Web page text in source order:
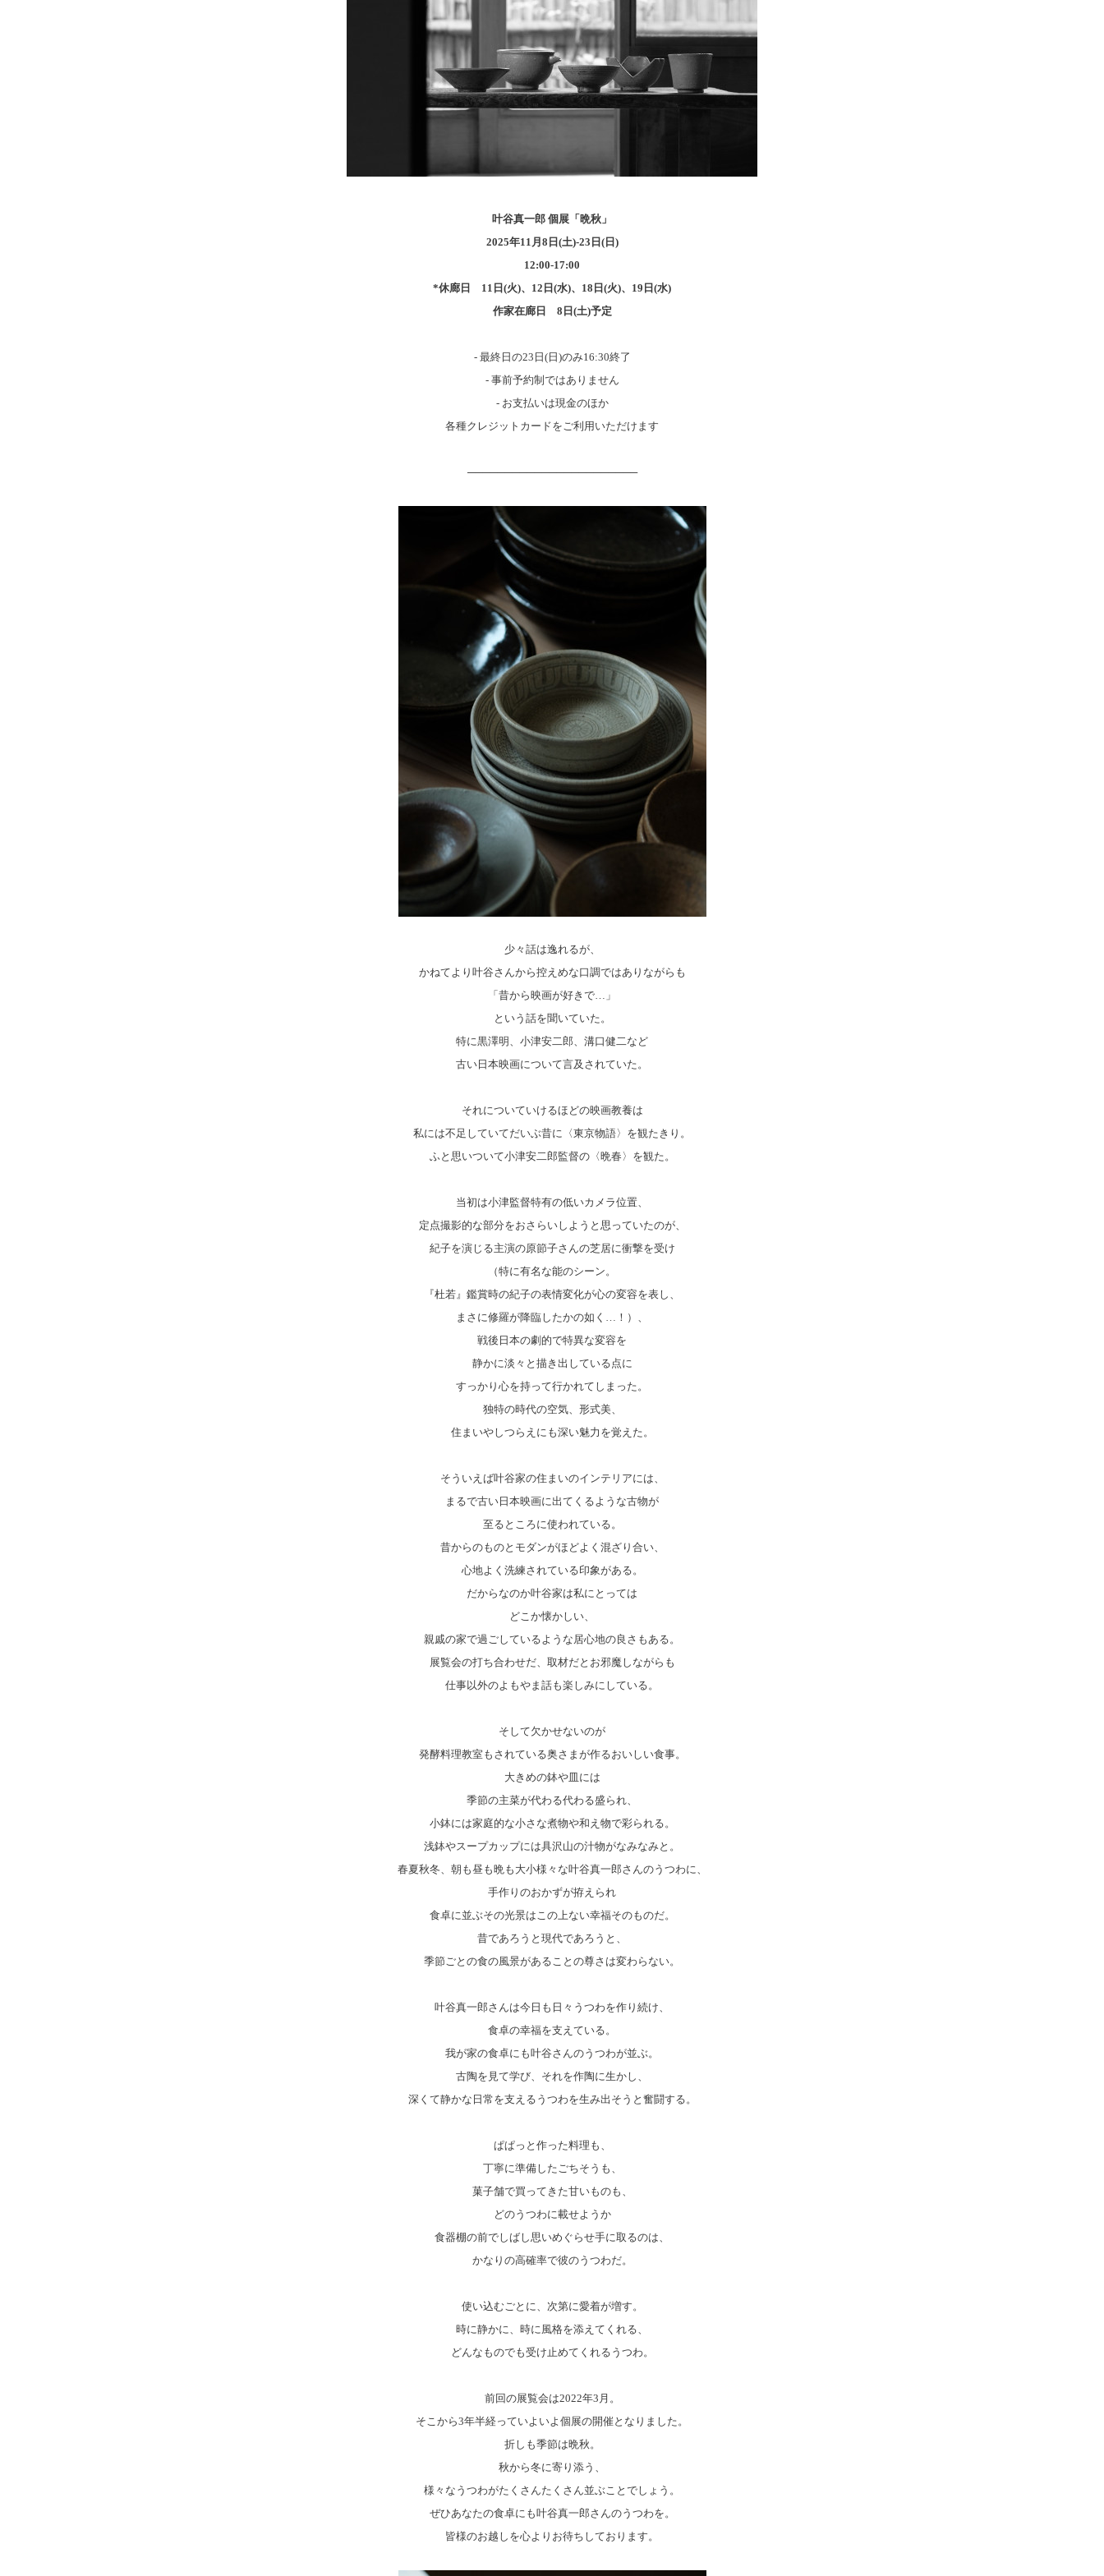
叶谷真一郎 個展「晩秋」
2025年11月8日(土)‐23日(日)
12:00‐17:00
*休廊日 11日(火)、12日(水)、18日(火)、19日(水)
作家在廊日 8日(土)予定
- 最終日の23日(日)のみ16:30終了
- 事前予約制ではありません
- お支払いは現金のほか
各種クレジットカードをご利用いただけます
───────────────────────
少々話は逸れるが、
かねてより叶谷さんから控えめな口調ではありながらも
「昔から映画が好きで…」
という話を聞いていた。
特に黒澤明、小津安二郎、溝口健二など
古い日本映画について言及されていた。
それについていけるほどの映画教養は
私には不足していてだいぶ昔に〈東京物語〉を観たきり。
ふと思いついて小津安二郎監督の〈晩春〉を観た。
当初は小津監督特有の低いカメラ位置、
定点撮影的な部分をおさらいしようと思っていたのが、
紀子を演じる主演の原節子さんの芝居に衝撃を受け
（特に有名な能のシーン。
『杜若』鑑賞時の紀子の表情変化が心の変容を表し、
まさに修羅が降臨したかの如く…！）、
戦後日本の劇的で特異な変容を
静かに淡々と描き出している点に
すっかり心を持って行かれてしまった。
独特の時代の空気、形式美、
住まいやしつらえにも深い魅力を覚えた。
そういえば叶谷家の住まいのインテリアには、
まるで古い日本映画に出てくるような古物が
至るところに使われている。
昔からのものとモダンがほどよく混ざり合い、
心地よく洗練されている印象がある。
だからなのか叶谷家は私にとっては
どこか懐かしい、
親戚の家で過ごしているような居心地の良さもある。
展覧会の打ち合わせだ、取材だとお邪魔しながらも
仕事以外のよもやま話も楽しみにしている。
そして欠かせないのが
発酵料理教室もされている奥さまが作るおいしい食事。
大きめの鉢や皿には
季節の主菜が代わる代わる盛られ、
小鉢には家庭的な小さな煮物や和え物で彩られる。
浅鉢やスープカップには具沢山の汁物がなみなみと。
春夏秋冬、朝も昼も晩も大小様々な叶谷真一郎さんのうつわに、
手作りのおかずが拵えられ
食卓に並ぶその光景はこの上ない幸福そのものだ。
昔であろうと現代であろうと、
季節ごとの食の風景があることの尊さは変わらない。
叶谷真一郎さんは今日も日々うつわを作り続け、
食卓の幸福を支えている。
我が家の食卓にも叶谷さんのうつわが並ぶ。
古陶を見て学び、それを作陶に生かし、
深くて静かな日常を支えるうつわを生み出そうと奮闘する。
ぱぱっと作った料理も、
丁寧に準備したごちそうも、
菓子舗で買ってきた甘いものも、
どのうつわに載せようか
食器棚の前でしばし思いめぐらせ手に取るのは、
かなりの高確率で彼のうつわだ。
使い込むごとに、次第に愛着が増す。
時に静かに、時に風格を添えてくれる、
どんなものでも受け止めてくれるうつわ。
前回の展覧会は2022年3月。
そこから3年半経っていよいよ個展の開催となりました。
折しも季節は晩秋。
秋から冬に寄り添う、
様々なうつわがたくさんたくさん並ぶことでしょう。
ぜひあなたの食卓にも叶谷真一郎さんのうつわを。
皆様のお越しを心よりお待ちしております。